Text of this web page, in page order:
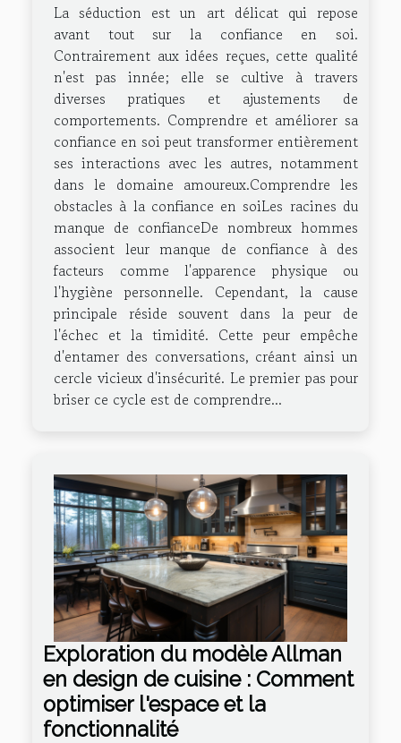
La séduction est un art délicat qui repose
avant tout sur la confiance en soi.
Contrairement aux idées reçues, cette qualité
n'est pas innée; elle se cultive à travers
diverses pratiques et ajustements de
comportements. Comprendre et améliorer sa
confiance en soi peut transformer entièrement
ses interactions avec les autres, notamment
dans le domaine amoureux.Comprendre les
obstacles à la confiance en soiLes racines du
manque de confianceDe nombreux hommes
associent leur manque de confiance à des
facteurs comme l'apparence physique ou
l'hygiène personnelle. Cependant, la cause
principale réside souvent dans la peur de
l'échec et la timidité. Cette peur empêche
d'entamer des conversations, créant ainsi un
cercle vicieux d'insécurité. Le premier pas pour
briser ce cycle est de comprendre...
Exploration du modèle Allman
en design de cuisine : Comment
optimiser l'espace et la
fonctionnalité